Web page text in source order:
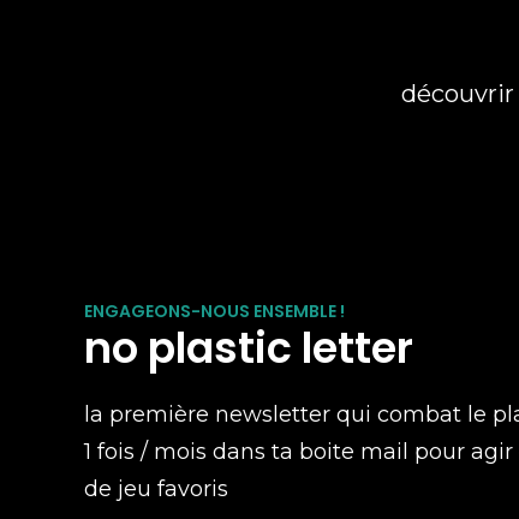
ENGAGEONS-NOUS ENSEMBLE !
no plastic letter
la première newsletter qui combat le
1 fois / mois dans ta boite mail pour
de jeu favoris